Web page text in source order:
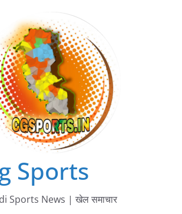
Sports
Sports News | खेल समाचार